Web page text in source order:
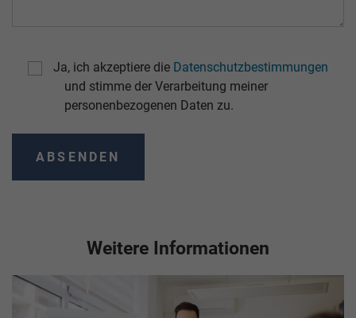
Ja, ich akzeptiere die Datenschutzbestimmungen
und stimme der Verarbeitung meiner
personenbezogenen Daten zu.
Weitere Informationen